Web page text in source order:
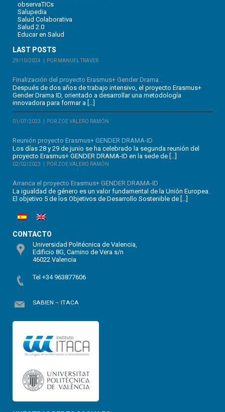
observaTICs
Salupedia
Salud Colaborativa
Salud 2.0
Educar en Salud
LAST POSTS
29/10/2024 POR MANUEL TRAVER
Finalización del proyecto Erasmus+ Gender Drama...
Después de dos años de trabajo intensivo, el proyecto Erasmus+
Gender Drama ID, orientado a desarrollar una metodología
innovadora para formar a […]
01/07/2023 POR ZOE VALERO RAMÓN
Reunión proyecto Erasmus+ GENDER DRAMA-ID
Los días 28 y 29 de junio se ha celebrado la segunda reunión del
proyecto Erasmus+ GENDER DRAMA-ID en la sede de […]
02/02/2023 POR ZOE VALERO RAMÓN
Arranca el proyecto Erasmus+ GENDER DRAMA-ID
La igualdad de género es un valor fundamental de la Unión Europea.
El objetivo 5 de los Objetivos de Desarrollo Sostenible de […]
CONTACTO
Universidad Politécnica de Valencia,
Edificio 8G, Camino de Vera s/n
46022 Valencia
Tel +34 963877606
SABIEN – ITACA